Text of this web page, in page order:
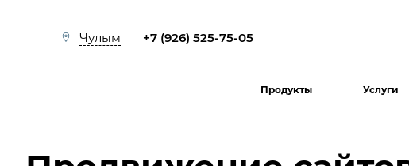
Чулым +7 (926) 525-75-05
Продукты Услуги